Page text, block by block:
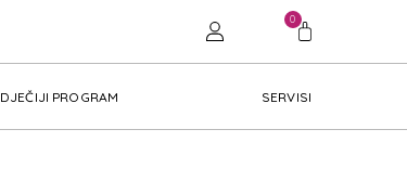
0
DJEČIJI PROGRAM SERVISI